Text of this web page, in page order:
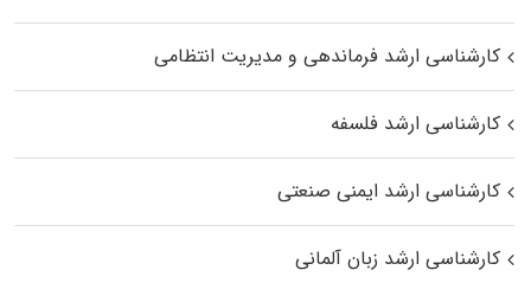
کارشناسی ارشد فرماندهی و مدیریت انتظامی
کارشناسی ارشد فلسفه
کارشناسی ارشد ایمنی صنعتی
کارشناسی ارشد زبان آلمانی